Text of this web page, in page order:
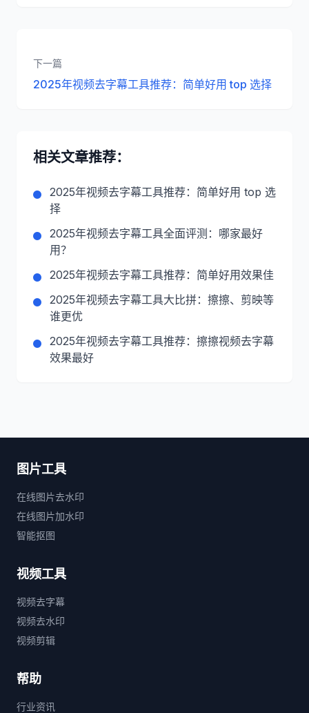
下一篇
2025年视频去字幕工具推荐：简单好用 top 选择
相关文章推荐：
2025年视频去字幕工具推荐：简单好用 top 选
择
2025年视频去字幕工具全面评测：哪家最好
用？
2025年视频去字幕工具推荐：简单好用效果佳
2025年视频去字幕工具大比拼：擦擦、剪映等
谁更优
2025年视频去字幕工具推荐：擦擦视频去字幕
效果最好
图片工具
在线图片去水印
在线图片加水印
智能抠图
视频工具
视频去字幕
视频去水印
视频剪辑
帮助
行业资讯